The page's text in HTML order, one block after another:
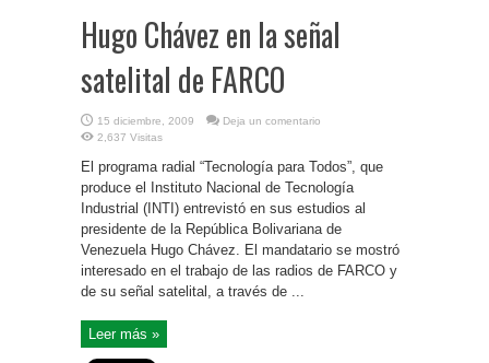
Hugo Chávez en la señal
satelital de FARCO
15 diciembre, 2009
Deja un comentario
2,637 Visitas
El programa radial “Tecnología para Todos”, que
produce el Instituto Nacional de Tecnología
Industrial (INTI) entrevistó en sus estudios al
presidente de la República Bolivariana de
Venezuela Hugo Chávez. El mandatario se mostró
interesado en el trabajo de las radios de FARCO y
de su señal satelital, a través de ...
Leer más »